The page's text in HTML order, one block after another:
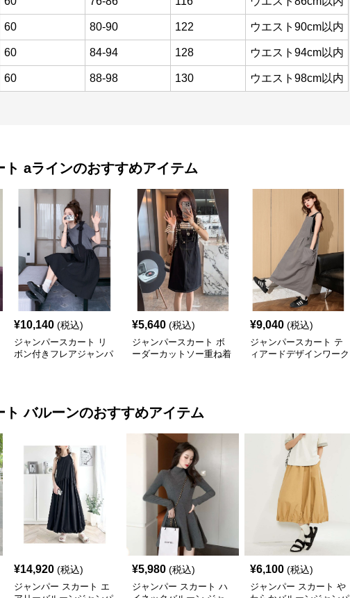
60 80-90 122 ウエスト90cm以内
60 84-94 128 ウエスト94cm以内
60 88-98 130 ウエスト98cm以内
ト aラインのおすすめアイテム
¥10,140 (税込)
ジャンパースカート リ
ボン付きフレアジャンパ
¥5,640 (税込)
ジャンパースカート ボ
ーダーカットソー重ね着
¥9,040 (税込)
ジャンパースカート テ
ィアードデザインワーク
ト バルーンのおすすめアイテム
¥14,920 (税込)
ジャンパー スカート エ
¥5,980 (税込)
ジャンパー スカート ハ
¥6,100 (税込)
ジャンパー スカート や